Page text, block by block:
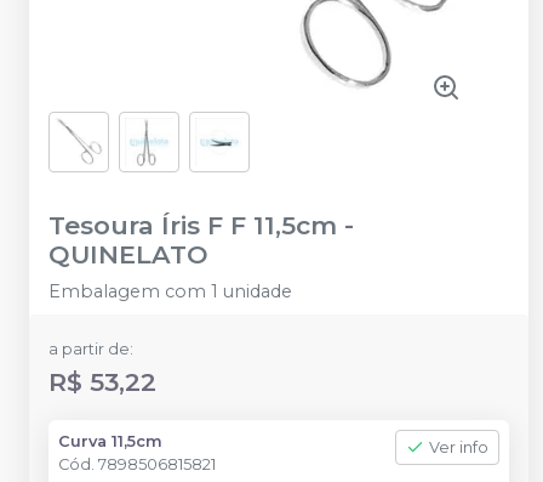
Tesoura Íris F F 11,5cm -
QUINELATO
Embalagem com 1 unidade
a partir de:
R$ 53,22
Curva 11,5cm
Cód. 7898506815821
Ver info